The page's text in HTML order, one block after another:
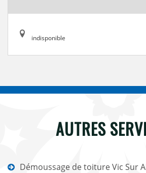
indisponible
AUTRES
Démoussage de toiture Vic Sur